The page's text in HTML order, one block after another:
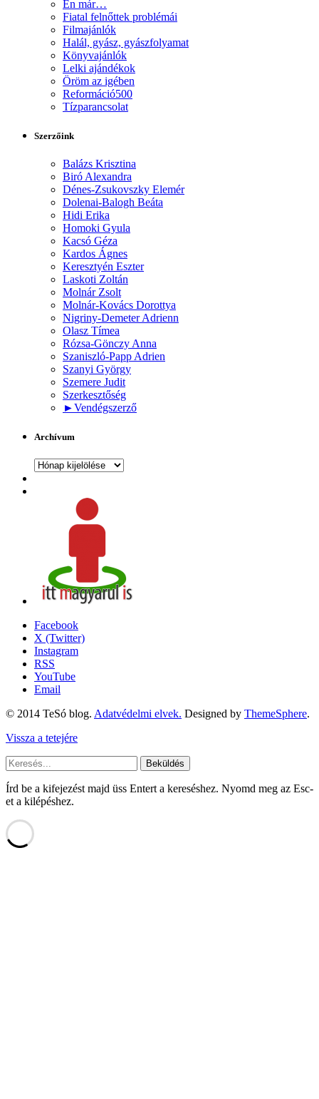
Én már…
Fiatal felnőttek problémái
Filmajánlók
Halál, gyász, gyászfolyamat
Könyvajánlók
Lelki ajándékok
Öröm az igében
Reformáció500
Tízparancsolat
Szerzőink
Balázs Krisztina
Biró Alexandra
Dénes-Zsukovszky Elemér
Dolenai-Balogh Beáta
Hidi Erika
Homoki Gyula
Kacsó Géza
Kardos Ágnes
Keresztyén Eszter
Laskoti Zoltán
Molnár Zsolt
Molnár-Kovács Dorottya
Nigriny-Demeter Adrienn
Olasz Tímea
Rózsa-Gönczy Anna
Szaniszló-Papp Adrien
Szanyi György
Szemere Judit
Szerkesztőség
►Vendégszerző
Archívum
Archívum
Facebook
X (Twitter)
Instagram
RSS
YouTube
Email
© 2014 TeSó blog. Adatvédelmi elvek. Designed by ThemeSphere.
Vissza a tetejére
Beküldés
Írd be a kifejezést majd üss Entert a kereséshez. Nyomd meg az Esc-
et a kilépéshez.